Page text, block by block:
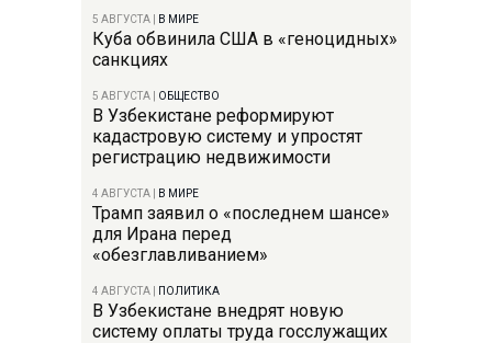
5 АВГУСТА В МИРЕ
Куба обвинила США в «геноцидных»
санкциях
5 АВГУСТА ОБЩЕСТВО
В Узбекистане реформируют
кадастровую систему и упростят
регистрацию недвижимости
4 АВГУСТА В МИРЕ
Трамп заявил о «последнем шансе»
для Ирана перед
«обезглавливанием»
4 АВГУСТА ПОЛИТИКА
В Узбекистане внедрят новую
систему оплаты труда госслужащих